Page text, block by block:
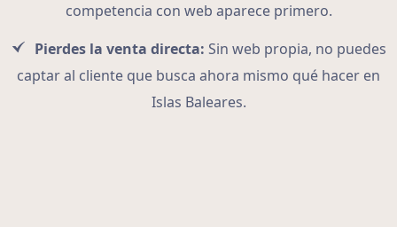
competencia con web aparece primero.
Pierdes la venta directa: Sin web propia, no puedes
captar al cliente que busca ahora mismo qué hacer en
Islas Baleares.